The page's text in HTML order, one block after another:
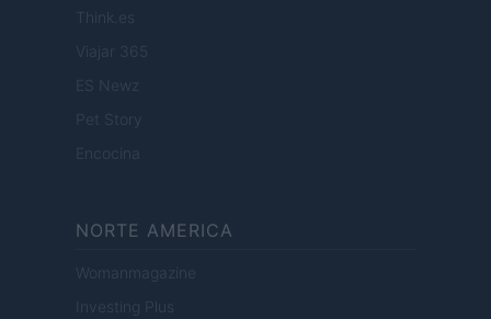
Think.es
Viajar 365
ES Newz
Pet Story
Encocina
NORTE AMERICA
Womanmagazine
Investing Plus